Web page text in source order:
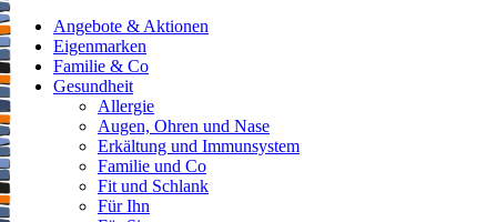
Angebote & Aktionen
Eigenmarken
Familie & Co
Gesundheit
Allergie
Augen, Ohren und Nase
Erkältung und Immunsystem
Familie und Co
Fit und Schlank
Für Ihn